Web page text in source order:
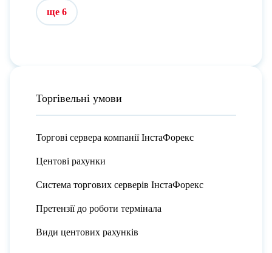
ще 6
Торгівельні умови
Торгові сервера компанії ІнстаФорекс
Центові рахунки
Система торгових серверів ІнстаФорекс
Претензії до роботи термінала
Види центових рахунків